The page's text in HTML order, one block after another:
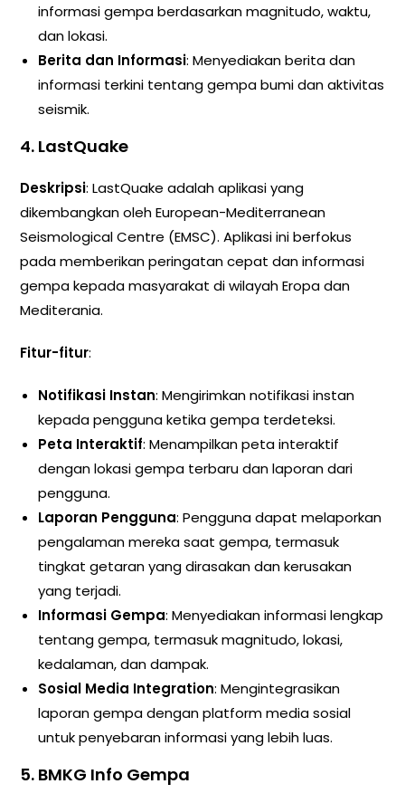
informasi gempa berdasarkan magnitudo, waktu,
dan lokasi.
Berita dan Informasi: Menyediakan berita dan
informasi terkini tentang gempa bumi dan aktivitas
seismik.
4. LastQuake
Deskripsi: LastQuake adalah aplikasi yang
dikembangkan oleh European-Mediterranean
Seismological Centre (EMSC). Aplikasi ini berfokus
pada memberikan peringatan cepat dan informasi
gempa kepada masyarakat di wilayah Eropa dan
Mediterania.
Fitur-fitur:
Notifikasi Instan: Mengirimkan notifikasi instan
kepada pengguna ketika gempa terdeteksi.
Peta Interaktif: Menampilkan peta interaktif
dengan lokasi gempa terbaru dan laporan dari
pengguna.
Laporan Pengguna: Pengguna dapat melaporkan
pengalaman mereka saat gempa, termasuk
tingkat getaran yang dirasakan dan kerusakan
yang terjadi.
Informasi Gempa: Menyediakan informasi lengkap
tentang gempa, termasuk magnitudo, lokasi,
kedalaman, dan dampak.
Sosial Media Integration: Mengintegrasikan
laporan gempa dengan platform media sosial
untuk penyebaran informasi yang lebih luas.
5. BMKG Info Gempa